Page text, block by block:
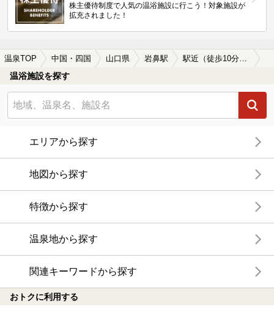
株主優待制度で人気の温浴施設に行こう！対象施設が
拡充されました！
温泉TOP 中国・四国 山口県 岩鼻駅 駅近（徒歩10分以内）の岩鼻駅近くの温泉、日帰り温泉、スーパー銭湯おすすめ
温浴施設を探す
エリアから探す
地図から探す
特徴から探す
温泉地から探す
関連キーワードから探す
おトクに利用する